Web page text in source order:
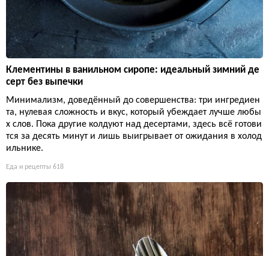
Клементины в ванильном сиропе: идеальный зимний де
серт без выпечки
Минимализм, доведённый до совершенства: три ингредиен
та, нулевая сложность и вкус, который убеждает лучше любы
х слов. Пока другие колдуют над десертами, здесь всё готови
тся за десять минут и лишь выигрывает от ожидания в холод
ильнике.
Еда и рецепты 618